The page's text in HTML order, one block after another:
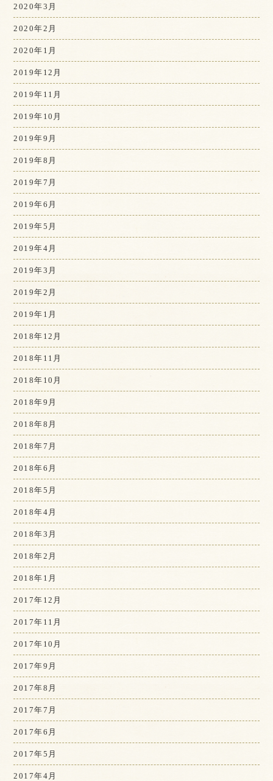
2020年3月
2020年2月
2020年1月
2019年12月
2019年11月
2019年10月
2019年9月
2019年8月
2019年7月
2019年6月
2019年5月
2019年4月
2019年3月
2019年2月
2019年1月
2018年12月
2018年11月
2018年10月
2018年9月
2018年8月
2018年7月
2018年6月
2018年5月
2018年4月
2018年3月
2018年2月
2018年1月
2017年12月
2017年11月
2017年10月
2017年9月
2017年8月
2017年7月
2017年6月
2017年5月
2017年4月